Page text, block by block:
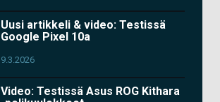
Uusi artikkeli & video: Testissä
Google Pixel 10a
9.3.2026
Video: Testissä Asus ROG Kithara